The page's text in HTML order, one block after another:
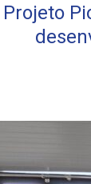
Projeto